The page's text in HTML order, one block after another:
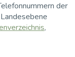
der
,